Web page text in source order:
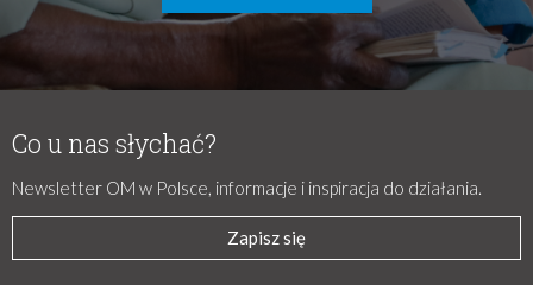
Co u nas słychać?
Newsletter OM w Polsce, informacje i inspiracja do działania.
Zapisz się